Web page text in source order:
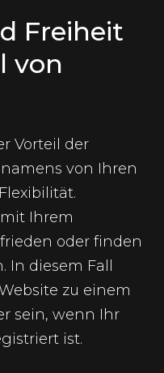
Freiheit
von
Vorteil der
von Ihren
Ihrem
oder finden
diesem Fall
zu einem
sein, wenn Ihr
ist.